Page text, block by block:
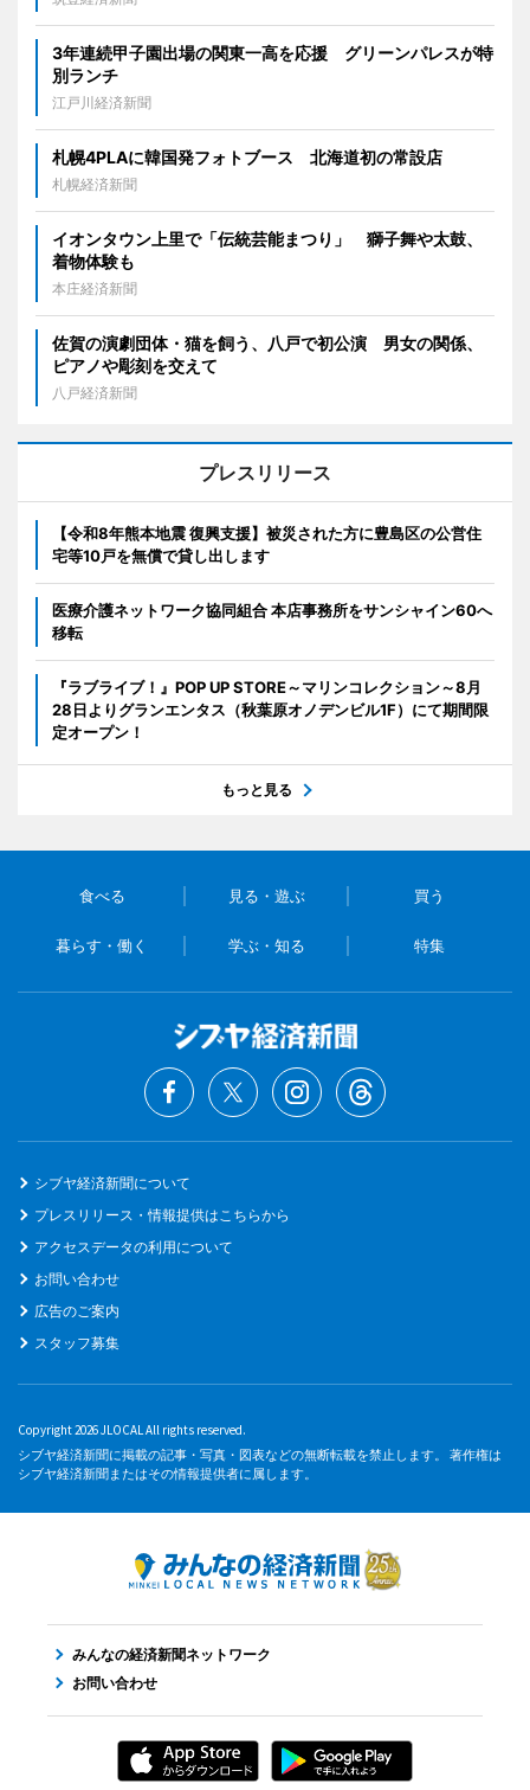
3年連続甲子園出場の関東一高を応援 グリーンパレスが特
別ランチ
江戸川経済新聞
札幌4PLAに韓国発フォトブース 北海道初の常設店
札幌経済新聞
イオンタウン上里で「伝統芸能まつり」 獅子舞や太鼓、
着物体験も
本庄経済新聞
佐賀の演劇団体・猫を飼う、八戸で初公演 男女の関係、
ピアノや彫刻を交えて
八戸経済新聞
プレスリリース
【令和8年熊本地震 復興支援】被災された方に豊島区の公営住
宅等10戸を無償で貸し出します
医療介護ネットワーク協同組合 本店事務所をサンシャイン60へ
移転
『ラブライブ！』POP UP STORE～マリンコレクション～8月
28日よりグランエンタス（秋葉原オノデンビル1F）にて期間限
定オープン！
もっと見る
食べる 見る・遊ぶ 買う
暮らす・働く 学ぶ・知る 特集
シブヤ経済新聞について
プレスリリース・情報提供はこちらから
アクセスデータの利用について
お問い合わせ
広告のご案内
スタッフ募集
Copyright 2026 JLOCAL All rights reserved.
シブヤ経済新聞に掲載の記事・写真・図表などの無断転載を禁止します。 著作権は
シブヤ経済新聞またはその情報提供者に属します。
みんなの経済新聞ネットワーク
お問い合わせ